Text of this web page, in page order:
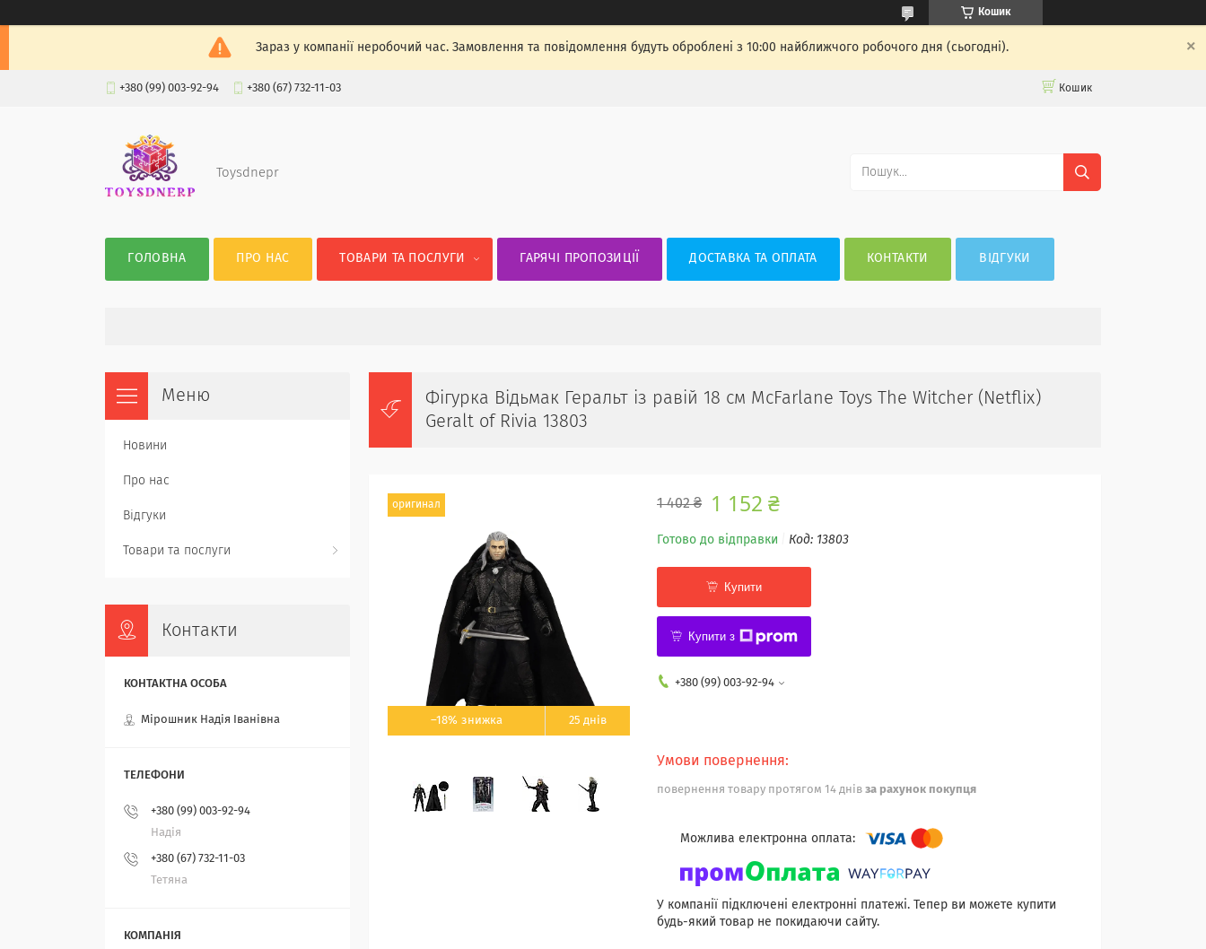
Кошик
Зараз у компанії неробочий час. Замовлення та повідомлення будуть оброблені з 10:00 найближчого робочого дня (сьогодні).
+380 (99) 003-92-94 +380 (67) 732-11-03 Кошик
Toysdnepr
ГОЛОВНА ПРО НАС ТОВАРИ ТА ПОСЛУГИ ГАРЯЧІ ПРОПОЗИЦІЇ ДОСТАВКА ТА ОПЛАТА КОНТАКТИ ВІДГУКИ
Фігурка Відьмак Геральт із равій 18 см McFarlane Toys The Witcher (Netflix)
Geralt of Rivia 13803
–18% 25 днів
оригинал 1 402 ₴ 1 152 ₴
Готово до відправки Код: 13803
Купити
Купити з
+380 (99) 003-92-94
повернення товару протягом 14 днів за рахунок покупця
У компанії підключені електронні платежі. Тепер ви можете купити
будь-який товар не покидаючи сайту.
Новини
Про нас
Відгуки
Товари та послуги
Контакти
Мірошник Надія Іванівна
+380 (99) 003-92-94
Надія
+380 (67) 732-11-03
Тетяна